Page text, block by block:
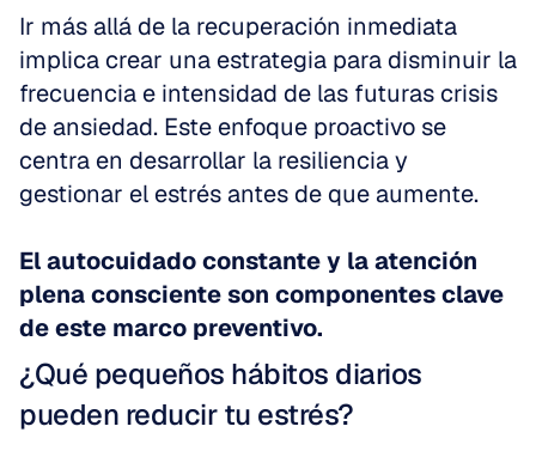
Ir más allá de la recuperación inmediata
implica crear una estrategia para disminuir la
frecuencia e intensidad de las futuras crisis
de ansiedad. Este enfoque proactivo se
centra en desarrollar la resiliencia y
gestionar el estrés antes de que aumente.
El autocuidado constante y la atención
plena consciente son componentes clave
de este marco preventivo.
¿Qué pequeños hábitos diarios
pueden reducir tu estrés?